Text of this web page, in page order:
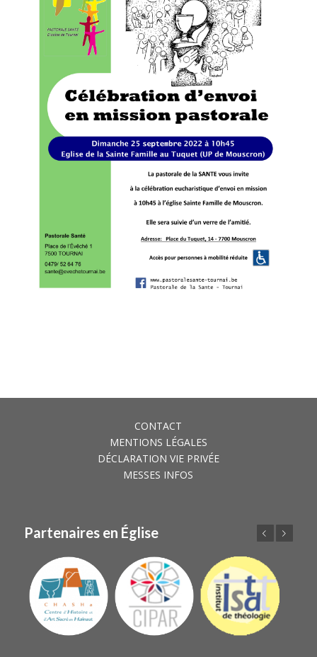
CONTACT
MENTIONS LÉGALES
DÉCLARATION VIE PRIVÉE
MESSES INFOS
Partenaires en Église